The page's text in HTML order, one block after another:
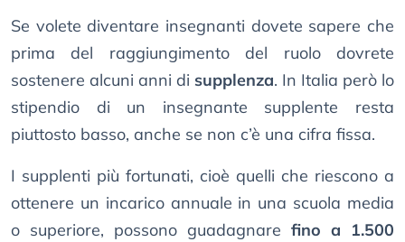
Se volete diventare insegnanti dovete sapere che
prima del raggiungimento del ruolo dovrete
sostenere alcuni anni di supplenza. In Italia però lo
stipendio di un insegnante supplente resta
piuttosto basso, anche se non c’è una cifra fissa.
I supplenti più fortunati, cioè quelli che riescono a
ottenere un incarico annuale in una scuola media
o superiore, possono guadagnare fino a 1.500